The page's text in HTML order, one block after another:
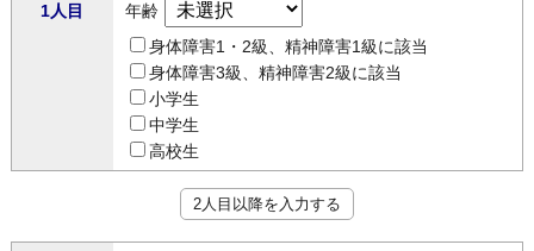
1人目
年齢
身体障害1・2級、精神障害1級に該当
身体障害3級、精神障害2級に該当
小学生
中学生
高校生
2人目以降を入力する